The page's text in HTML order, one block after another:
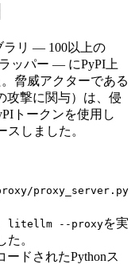
ラリ — 100以上の
ッパー — にPyPI上
脅威アクターである
攻撃に関与）は、侵
トークンを使用し
しました。
proxy_server.py
litellm --proxyを実
。
ードされたPythonス